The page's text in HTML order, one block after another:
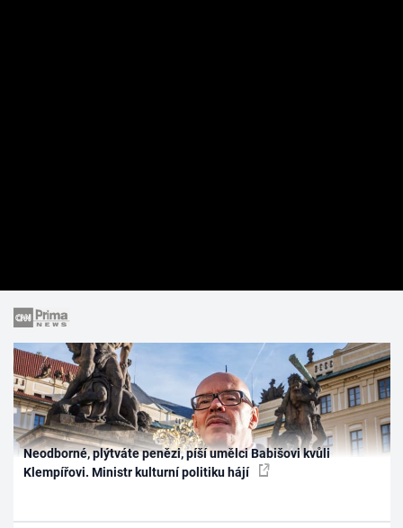
Neodborné, plýtváte penězi, píší umělci Babišovi kvůli
Klempířovi. Ministr kulturní politiku hájí